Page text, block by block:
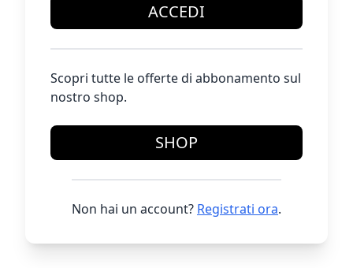
ACCEDI
Scopri tutte le offerte di abbonamento sul
nostro shop.
SHOP
Non hai un account? Registrati ora.